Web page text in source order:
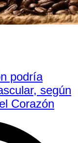
podría
según
Corazón